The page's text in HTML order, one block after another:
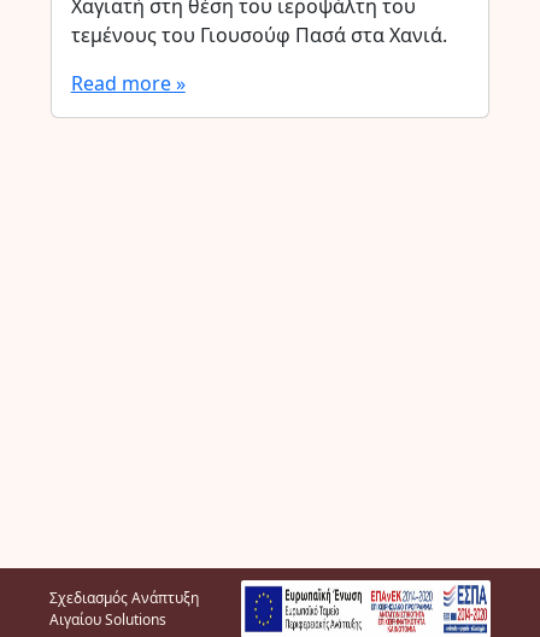
Χαγιατή στη θέση του ιεροψάλτη του
τεμένους του Γιουσούφ Πασά στα Χανιά.
Read more »
Σχεδιασμός Ανάπτυξη
Αιγαίου Solutions